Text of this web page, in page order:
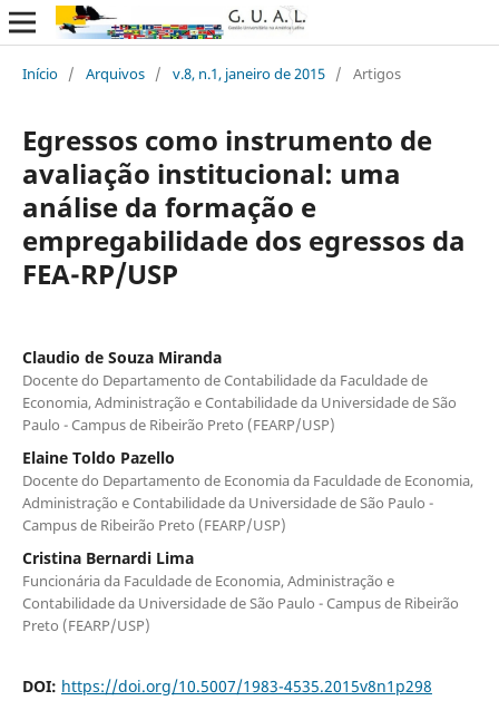
Início / Arquivos / v.8, n.1, janeiro de 2015 / Artigos
Egressos como instrumento de
avaliação institucional: uma
análise da formação e
empregabilidade dos egressos da
FEA-RP/USP
Claudio de Souza Miranda
Docente do Departamento de Contabilidade da Faculdade de
Economia, Administração e Contabilidade da Universidade de São
Paulo - Campus de Ribeirão Preto (FEARP/USP)
Elaine Toldo Pazello
Docente do Departamento de Economia da Faculdade de Economia,
Administração e Contabilidade da Universidade de São Paulo -
Campus de Ribeirão Preto (FEARP/USP)
Cristina Bernardi Lima
Funcionária da Faculdade de Economia, Administração e
Contabilidade da Universidade de São Paulo - Campus de Ribeirão
Preto (FEARP/USP)
DOI: https://doi.org/10.5007/1983-4535.2015v8n1p298